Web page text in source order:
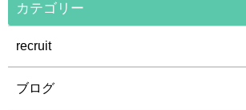
カテゴリー
recruit
ブログ